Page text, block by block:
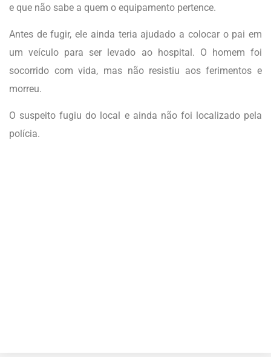
e que não sabe a quem o equipamento pertence.
Antes de fugir, ele ainda teria ajudado a colocar o pai em
um veículo para ser levado ao hospital. O homem foi
socorrido com vida, mas não resistiu aos ferimentos e
morreu.
O suspeito fugiu do local e ainda não foi localizado pela
polícia.